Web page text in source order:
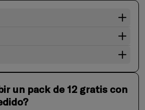
un pack de 12 gratis con